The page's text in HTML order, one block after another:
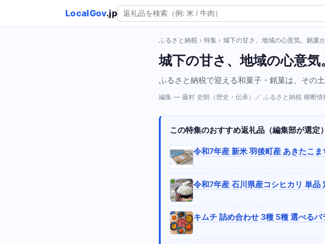
LocalGov.jp
ふるさと納税 ›特集 › 城下の甘さ、地域の心意気。銘菓
城下の甘さ、地域の心意
ふるさと納税で迎える和菓子・銘菓は、その
編集 — 藤村 史朗（歴史・伝承）／ ふるさと納税 横断情
この特集のおすすめ返礼品（編集部が選定）
令和7年産 新米 羽後町産 あきたこま
令和7年産 石川県産コシヒカリ 単品
キムチ 詰め合わせ 3種 5種 選べるバ